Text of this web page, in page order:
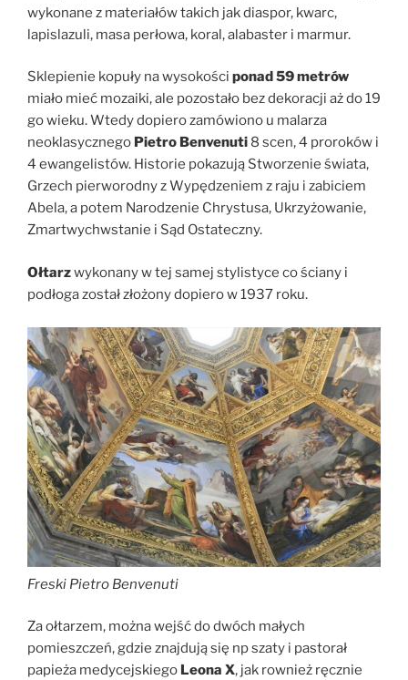
wykonane z materiałów takich jak diaspor, kwarc,
lapislazuli, masa perłowa, koral, alabaster i marmur.
Sklepienie kopuły na wysokości ponad 59 metrów
miało mieć mozaiki, ale pozostało bez dekoracji aż do 19
go wieku. Wtedy dopiero zamówiono u malarza
neoklasycznego Pietro Benvenuti 8 scen, 4 proroków i
4 ewangelistów. Historie pokazują Stworzenie świata,
Grzech pierworodny z Wypędzeniem z raju i zabiciem
Abela, a potem Narodzenie Chrystusa, Ukrzyżowanie,
Zmartwychwstanie i Sąd Ostateczny.
Ołtarzwykonany w tej samej stylistyce co ściany i
podłoga został złożony dopiero w 1937 roku.
Freski Pietro Benvenuti
Za ołtarzem, można wejść do dwóch małych
pomieszczeń, gdzie znajdują się np szaty i pastorał
papieża medycejskiego Leona X, jak rownież ręcznie